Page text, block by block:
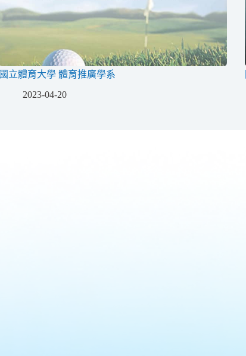
國立體育大學 體育推廣學系
2023-04-20